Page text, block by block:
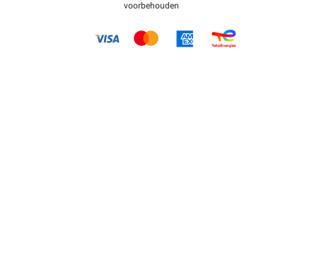
Betalen voor parkeren FLOW
voorbehouden